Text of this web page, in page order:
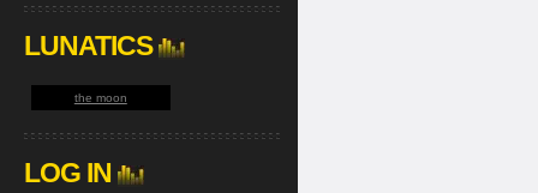
LUNATICS
the moon
LOG IN